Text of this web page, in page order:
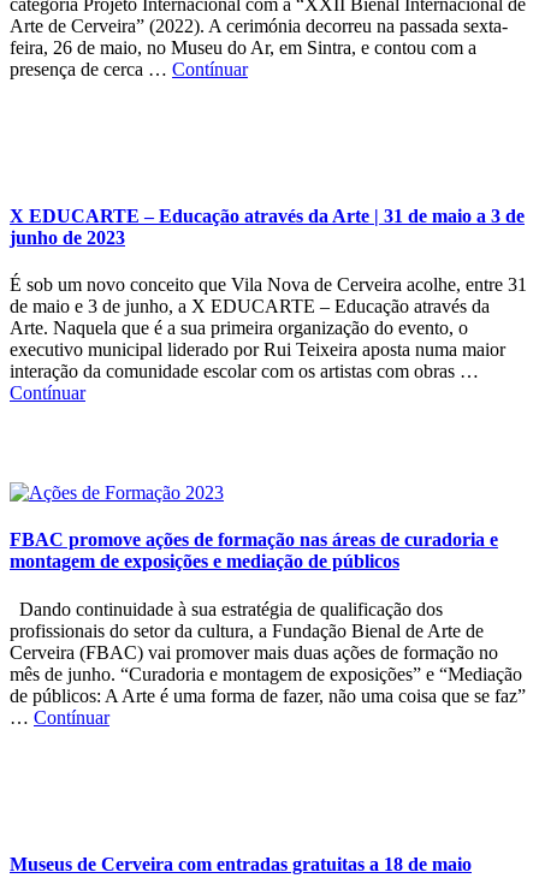
Arte de Cerveira” (2022). A cerimónia decorreu na passada sexta-
feira, 26 de maio, no Museu do Ar, em Sintra, e contou com a
presença de cerca … Contínuar
X EDUCARTE – Educação através da Arte | 31 de maio a 3 de
junho de 2023
É sob um novo conceito que Vila Nova de Cerveira acolhe, entre 31
de maio e 3 de junho, a X EDUCARTE – Educação através da
Arte. Naquela que é a sua primeira organização do evento, o
executivo municipal liderado por Rui Teixeira aposta numa maior
interação da comunidade escolar com os artistas com obras …
Contínuar
FBAC promove ações de formação nas áreas de curadoria e
montagem de exposições e mediação de públicos
Dando continuidade à sua estratégia de qualificação dos
profissionais do setor da cultura, a Fundação Bienal de Arte de
Cerveira (FBAC) vai promover mais duas ações de formação no
mês de junho. “Curadoria e montagem de exposições” e “Mediação
de públicos: A Arte é uma forma de fazer, não uma coisa que se faz”
… Contínuar
Museus de Cerveira com entradas gratuitas a 18 de maio